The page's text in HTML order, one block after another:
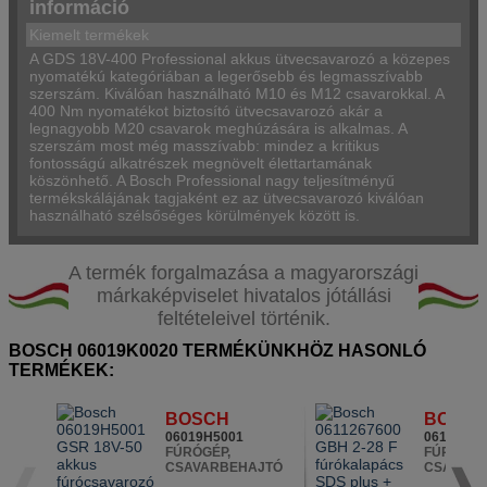
információ
Kiemelt termékek
A GDS 18V-400 Professional akkus ütvecsavarozó a közepes
nyomatékú kategóriában a legerősebb és legmasszívabb
szerszám. Kiválóan használható M10 és M12 csavarokkal. A
400 Nm nyomatékot biztosító ütvecsavarozó akár a
legnagyobb M20 csavarok meghúzására is alkalmas. A
szerszám most még masszívabb: mindez a kritikus
fontosságú alkatrészek megnövelt élettartamának
köszönhető. A Bosch Professional nagy teljesítményű
termékskálájának tagjaként ez az ütvecsavarozó kiválóan
használható szélsőséges körülmények között is.
A termék forgalmazása a magyarországi
márkaképviselet hivatalos jótállási
feltételeivel történik.
BOSCH 06019K0020 TERMÉKÜNKHÖZ HASONLÓ
TERMÉKEK:
BOSCH
06019H5001
FÚRÓGÉP,
CSAVARBEHAJTÓ
BOSCH